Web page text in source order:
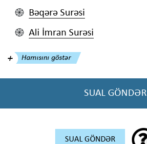
֍ Bəqərə Surəsi
֍ Ali İmran Surəsi
Hamısını göstər
SUAL GÖNDƏR
SUAL GÖNDƏR